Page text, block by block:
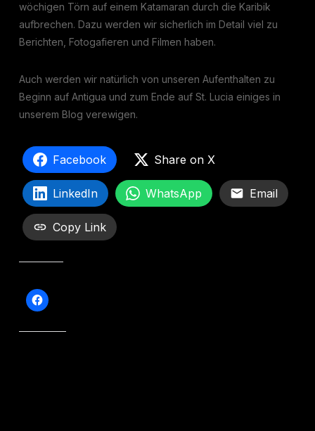
wöchigen Törn auf einem Katamaran durch die Karibik
aufbrechen. Dazu werden wir sicherlich im Detail viel zu
Berichten, Fotogafieren und Filmen haben.
Auch werden wir natürlich von unseren Aufenthalten zu
Beginn auf Antigua und zum Ende auf St. Lucia einiges in
unserem Blog verewigen.
Facebook Share on X
LinkedIn WhatsApp Email
Copy Link